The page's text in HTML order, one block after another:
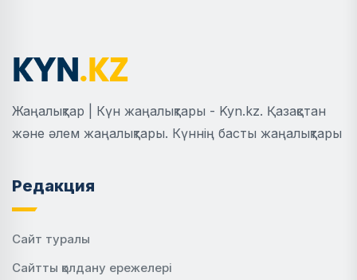
Жаңалықтар | Күн жаңалықтары - Kyn.kz. Қазақстан
және әлем жаңалықтары. Күннің басты жаңалықтары
Редакция
Сайт туралы
Сайтты қолдану ережелері